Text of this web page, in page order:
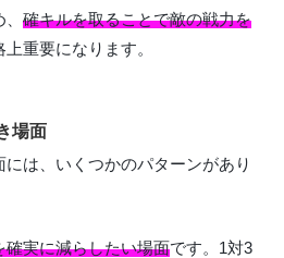
確キルを取ることで敵の戦力を
上重要になります。
場面
は、いくつかのパターンがあり
確実に減らしたい場面です。1対3